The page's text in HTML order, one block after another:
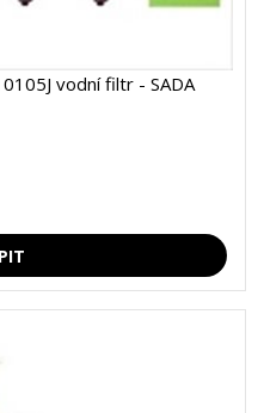
vodní filtr - SADA